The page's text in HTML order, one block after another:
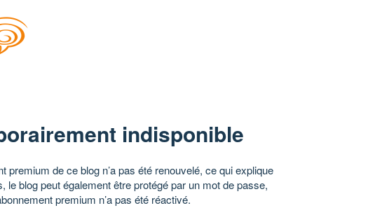
indisponible
premium de ce blog n’a pas été renouvelé, ce qui explique
le blog peut également être protégé par un mot de passe,
premium n’a pas été réactivé.